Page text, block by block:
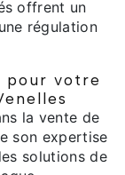
offrent un
régulation
pour votre
la vente de
son expertise
solutions de